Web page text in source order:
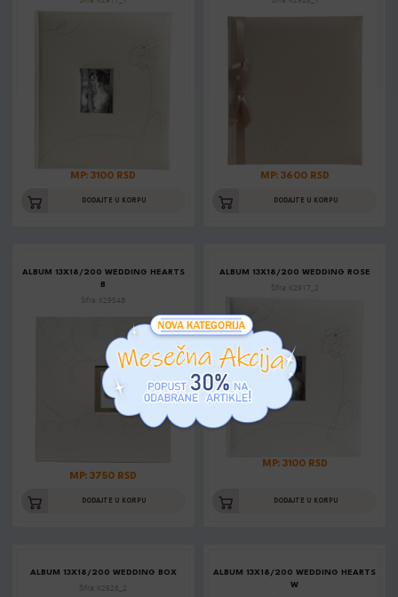
MP: 3100 RSD
DODAJTE U KORPU
MP: 3600 RSD
DODAJTE U KORPU
ALBUM 13X18/200 WEDDING HEARTS
B
Šifra: K2954B
MP: 3750 RSD
DODAJTE U KORPU
ALBUM 13X18/200 WEDDING ROSE
Šifra: K2917_2
MP: 3100 RSD
DODAJTE U KORPU
ALBUM 13X18/200 WEDDING BOX
Šifra: K2928_2
ALBUM 13X18/200 WEDDING HEARTS
W